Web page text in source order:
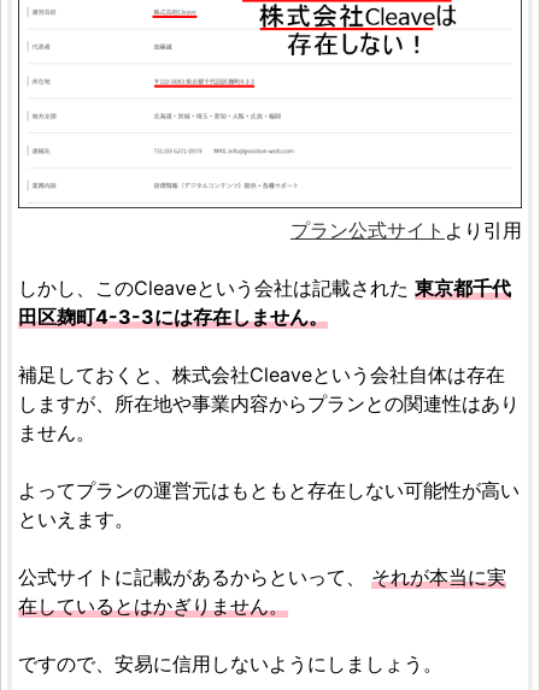
プラン公式サイト より引用
しかし、このCleaveという会社は記載された 東京都千代
田区麹町4-3-3には存在しません。
補足しておくと、株式会社Cleaveという会社自体は存在
しますが、所在地や事業内容からプランとの関連性はあり
ません。
よってプランの運営元はもともと存在しない可能性が高い
といえます。
公式サイトに記載があるからといって、 それが本当に実
在しているとはかぎりません。
ですので、安易に信用しないようにしましょう。